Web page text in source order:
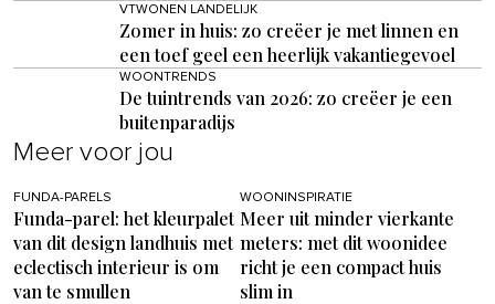
VTWONEN LANDELIJK
Zomer in huis: zo creëer je met linnen en
een toef geel een heerlijk vakantiegevoel
WOONTRENDS
De tuintrends van 2026: zo creëer je een
buitenparadijs
Meer voor jou
FUNDA-PARELS
Funda-parel: het kleurpalet
van dit design landhuis met
eclectisch interieur is om
van te smullen
WOONINSPIRATIE
Meer uit minder vierkante
meters: met dit woonidee
richt je een compact huis
slim in